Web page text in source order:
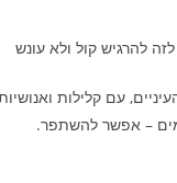
עם קלילות
– אפשר להשתפר.